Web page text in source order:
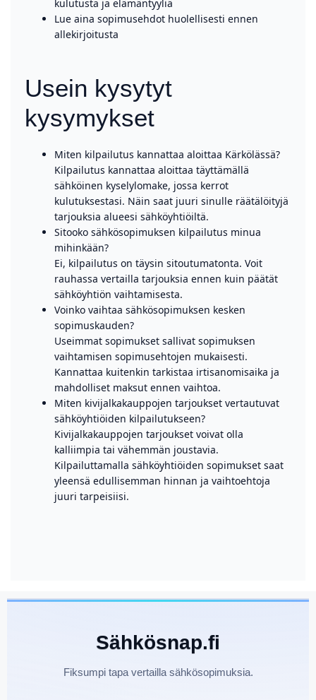
kulutusta ja elämäntyyliä
Lue aina sopimusehdot huolellisesti ennen
allekirjoitusta
Usein kysytyt
kysymykset
Miten kilpailutus kannattaa aloittaa Kärkölässä?
Kilpailutus kannattaa aloittaa täyttämällä
sähköinen kyselylomake, jossa kerrot
kulutuksestasi. Näin saat juuri sinulle räätälöityjä
tarjouksia alueesi sähköyhtiöiltä.
Sitooko sähkösopimuksen kilpailutus minua
mihinkään?
Ei, kilpailutus on täysin sitoutumatonta. Voit
rauhassa vertailla tarjouksia ennen kuin päätät
sähköyhtiön vaihtamisesta.
Voinko vaihtaa sähkösopimuksen kesken
sopimuskauden?
Useimmat sopimukset sallivat sopimuksen
vaihtamisen sopimusehtojen mukaisesti.
Kannattaa kuitenkin tarkistaa irtisanomisaika ja
mahdolliset maksut ennen vaihtoa.
Miten kivijalkakauppojen tarjoukset vertautuvat
sähköyhtiöiden kilpailutukseen?
Kivijalkakauppojen tarjoukset voivat olla
kalliimpia tai vähemmän joustavia.
Kilpailuttamalla sähköyhtiöiden sopimukset saat
yleensä edullisemman hinnan ja vaihtoehtoja
juuri tarpeisiisi.
Sähkösnap.fi
Fiksumpi tapa vertailla sähkösopimuksia.